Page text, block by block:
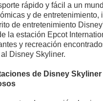
rápido y fácil a un
y de
de entretenimiento
la estación Epcot
y recreación
Disney Skyliner.
de Disney